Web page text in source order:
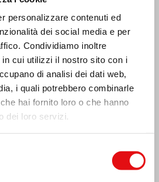
personalizzare contenuti ed
dei social media e per
Condividiamo inoltre
cui utilizzi il nostro sito con i
di analisi dei dati web,
i quali potrebbero combinarle
hai fornito loro o che hanno
dei loro servizi.
Venezuela